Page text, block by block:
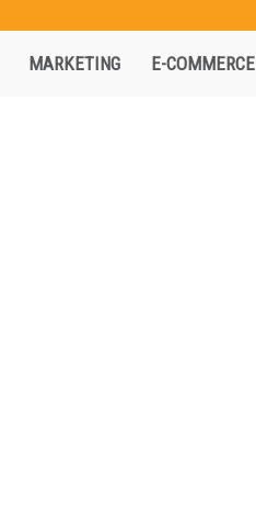
MARKETING E-COMMERCE